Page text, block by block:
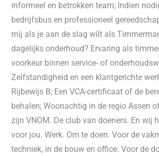
informeel en betrokken team; Indien
bedrijfsbus en professioneel
mij als je aan de slag wilt als
dagelijks onderhoud? Ervaring als
voorkeur binnen service- of
Zelfstandigheid en een klantgerichte
Rijbewijs B; Een VCA-certificaat of de
behalen; Woonachtig in de regio Assen
zijn VNOM. De club van doeners. En wij
voor jou. Werk. Om te doen. Voor de
techniek, in de bouw en office. Voor de